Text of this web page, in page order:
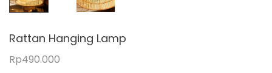
Rattan Hanging Lamp
Rp490.000